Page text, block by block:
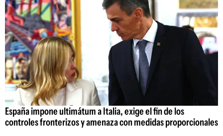
España impone ultimátum a Italia, exige el fin de los
controles fronterizos y amenaza con medidas proporcionales